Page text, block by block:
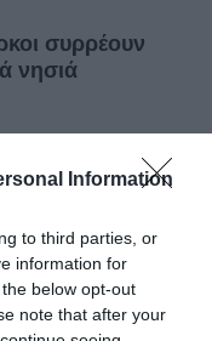
Information
to third parties, or
information for
below opt-out
note that after your
συρρέουν
νησιά
& Καΐρειος